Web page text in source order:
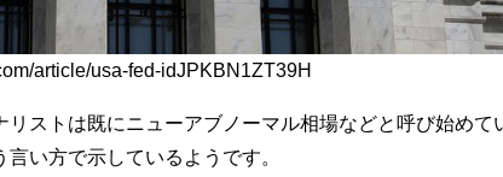
article/usa-fed-idJPKBN1ZT39H
ストは既にニューアブノーマル相場などと呼び始め
い方で示しているようです。